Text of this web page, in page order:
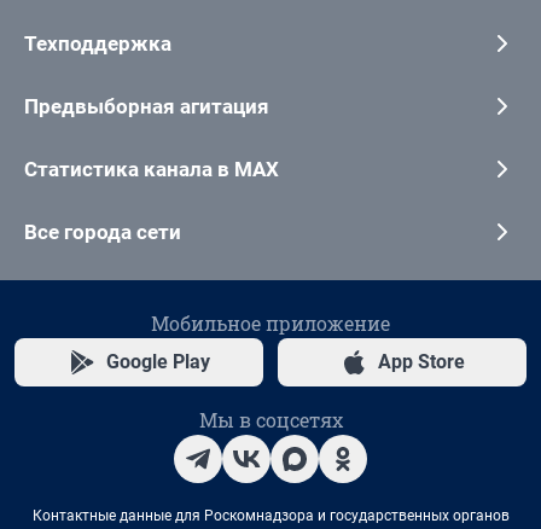
Техподдержка
Предвыборная агитация
Статистика канала в MAX
Все города сети
Мобильное приложение
Google Play App Store
Мы в соцсетях
Контактные данные для Роскомнадзора и государственных органов